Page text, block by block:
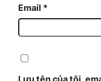
Email *
Lưu tên của tôi,